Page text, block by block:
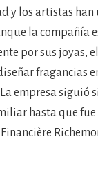
y los artistas han
la compañía
por sus joyas,
fragancias
empresa siguió
hasta que